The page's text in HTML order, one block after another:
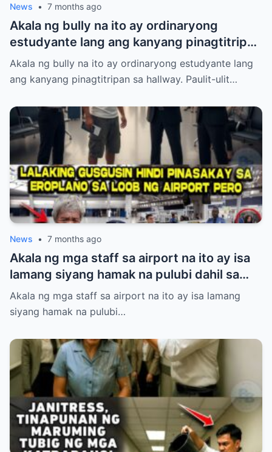
News • 7 months ago
Akala ng bully na ito ay ordinaryong
estudyante lang ang kanyang pinagtitripan
sa hallway. Paulit-ulit niyang hinamak,
tinulak, at pinahiya ang isang tahimik na
laking gulat ng lahat nang lumabas ang
katotohanan—ang babaeng inaapi niya ay
walang iba kundi si Princess Pacquiao, ang
anak ng Pambansang Kamao na si Manny
Pacquiao! Ang kanyang dating mayabang
na ngiti ay biglang naglaho at napalitan ng
matinding takot at kahihiyan.
Akala ng bully na ito ay ordinaryong estudyante lang
ang kanyang pinagtitripan sa hallway. Paulit-ulit…
News • 7 months ago
Akala ng mga staff sa airport na ito ay isa
lamang siyang hamak na pulubi dahil sa
suot niyang sando, short, at tsinelas.
Pinigilan siyang makasakay sa eroplano at
may valid ticket siya. Ang hindi nila alam,
ang lalakeng tinitingnan nila nang mababa
ay isa sa pinakamalaking investor ng
mismong airport na iyon! Panoorin ang
matinding pasabog nang dumating ang
tunay na may-ari at halos mahimatay sa
gulat ang mga aroganteng empleyado.
Akala ng mga staff sa airport na ito ay isa lamang
siyang hamak na pulubi…